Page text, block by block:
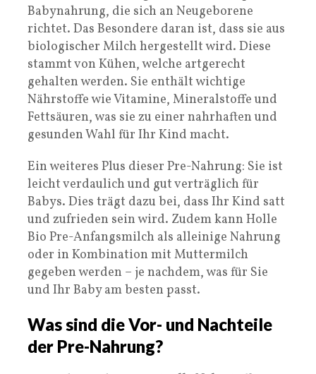
Babynahrung, die sich an Neugeborene
richtet. Das Besondere daran ist, dass sie aus
biologischer Milch hergestellt wird. Diese
stammt von Kühen, welche artgerecht
gehalten werden. Sie enthält wichtige
Nährstoffe wie Vitamine, Mineralstoffe und
Fettsäuren, was sie zu einer nahrhaften und
gesunden Wahl für Ihr Kind macht.
Ein weiteres Plus dieser Pre-Nahrung: Sie ist
leicht verdaulich und gut verträglich für
Babys. Dies trägt dazu bei, dass Ihr Kind satt
und zufrieden sein wird. Zudem kann Holle
Bio Pre-Anfangsmilch als alleinige Nahrung
oder in Kombination mit Muttermilch
gegeben werden – je nachdem, was für Sie
und Ihr Baby am besten passt.
Was sind die Vor- und Nachteile
der Pre-Nahrung?